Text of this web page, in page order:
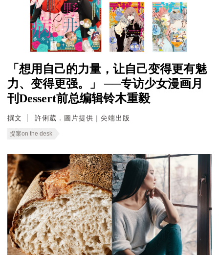
「想用自己的力量，让自己变得更有魅
力、变得更强。」 ──专访少女漫画月
刊Dessert前总编辑铃木重毅
撰文 許俐葳．圖片提供｜尖端出版
提案on the desk